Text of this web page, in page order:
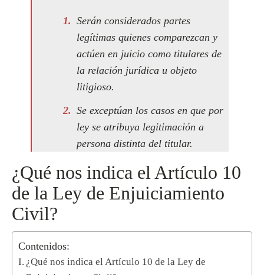
Serán considerados partes
legítimas quienes comparezcan y
actúen en juicio como titulares de
la relación jurídica u objeto
litigioso.
Se exceptúan los casos en que por
ley se atribuya legitimación a
persona distinta del titular.
¿Qué nos indica el Artículo 10
de la Ley de Enjuiciamiento
Civil?
Contenidos:
¿Qué nos indica el Artículo 10 de la Ley de